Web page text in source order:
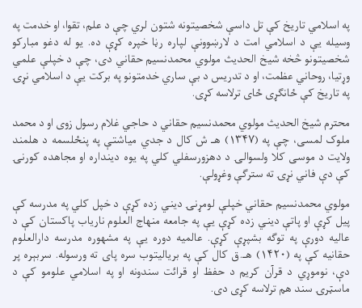
په اسلامي تاریخ کې تل داسې شخصیتونه شتون لري چې د علم، تقوا، او خدمت په
وسیله یې د اسلامي امت د لارښوونې لپاره رڼا خپره کړې ده. یو له دغو مبارکو
شخصیتونو څخه شیخ الحدیث مولوي محمدنسیم حقاني دی، چې د خپلې علمي
وړتیا، روحاني عظمت، او د تدریس د بې ساري خدمتونو په برکت یې د اسلامي نړۍ
په تاریخ کې ځانګړی ځای ترلاسه کړی.
محترم شیخ الحدیث مولوي محمدنسیم حقاني د حاجي غلام رسول زوی او د محمد
ملوک لمسی، چې په (۱۳۴۷) هـ ش کال د جدي میاشتې په پنځلسمه د هلمند
ولایت د موسی کلا ولسوالۍ د دهزورسفلي کلي په یوه دینداره او مجاهده کورنۍ
کې دې فاني نړۍ ته سترګې وغړولې.
مولوي محمدنسیم حقاني خپلې لومړنۍ دیني زده کړې د خپل کلي په مدرسه کې
پیل کړې او پاتې دیني زده کړې یې په جامعه منهاج العلوم ناریاب پاکستان کې د
عالیه دورې په توګه بشپړې کړې. عالمیه دوره یې په مشهوره مدرسه دارالعلوم
حقانیه کې په (۱۴۲۰) هـ.ق کال کې په بریالیتوب سره پای ته ورسوله. سربېره پر
دې، نوموړي د قرآن کریم د حفظ او قرائت سندونه او په اسلامي علومو کې د
ماسټرۍ سند هم ترلاسه کړی دی.